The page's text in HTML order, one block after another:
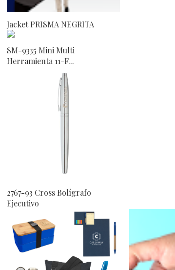
Jacket PRISMA NEGRITA
SM-9335 Mini Multi
Herramienta 11-F...
2767-93 Cross Bolígrafo
Ejecutivo